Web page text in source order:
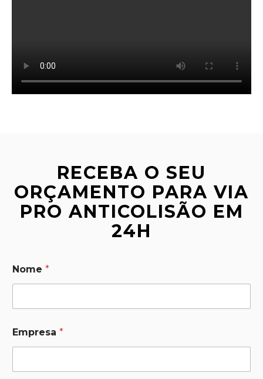
RECEBA O SEU
ORÇAMENTO PARA VIA
PRO ANTICOLISÃO EM
24H
Nome *
Empresa *